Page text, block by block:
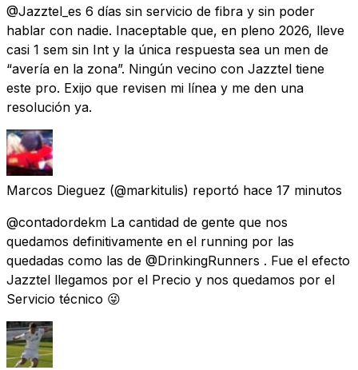
@Jazztel_es 6 días sin servicio de fibra y sin poder
hablar con nadie. Inaceptable que, en pleno 2026, lleve
casi 1 sem sin Int y la única respuesta sea un men de
“avería en la zona”. Ningún vecino con Jazztel tiene
este pro. Exijo que revisen mi línea y me den una
resolución ya.
Marcos Dieguez (@markitulis) reportó hace 17 minutos
@contadordekm La cantidad de gente que nos
quedamos definitivamente en el running por las
quedadas como las de @DrinkingRunners . Fue el efecto
Jazztel llegamos por el Precio y nos quedamos por el
Servicio técnico 😜